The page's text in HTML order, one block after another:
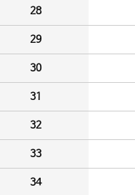
28
29
30
31
32
33
34